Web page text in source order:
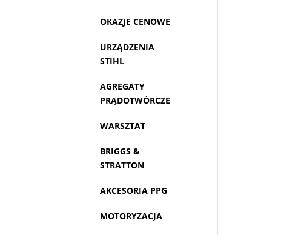
OKAZJE CENOWE
URZĄDZENIA
STIHL
AGREGATY
PRĄDOTWÓRCZE
WARSZTAT
BRIGGS &
STRATTON
AKCESORIA PPG
MOTORYZACJA